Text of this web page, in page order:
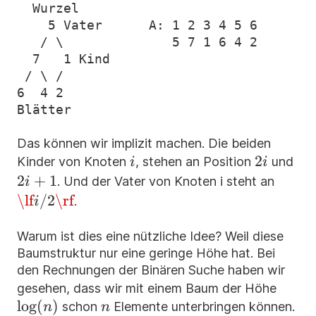
6  4 2
Das können wir implizit machen. Die beiden
Kinder von Knoten i
i, stehen an Position 2i
2i und
2i + 1. Und der Vater von Knoten i steht an
\lfi/2\rf.
Warum ist dies eine nützliche Idee? Weil diese
Baumstruktur nur eine geringe Höhe hat. Bei
den Rechnungen der Binären Suche haben wir
gesehen, dass wir mit einem Baum der Höhe
log(n) schonn
n Elemente unterbringen können.